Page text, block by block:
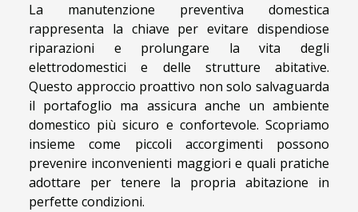
La manutenzione preventiva domestica
rappresenta la chiave per evitare dispendiose
riparazioni e prolungare la vita degli
elettrodomestici e delle strutture abitative.
Questo approccio proattivo non solo salvaguarda
il portafoglio ma assicura anche un ambiente
domestico più sicuro e confortevole. Scopriamo
insieme come piccoli accorgimenti possono
prevenire inconvenienti maggiori e quali pratiche
adottare per tenere la propria abitazione in
perfette condizioni.